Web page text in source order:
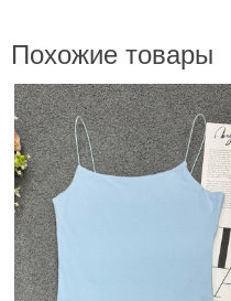
Похожие товары